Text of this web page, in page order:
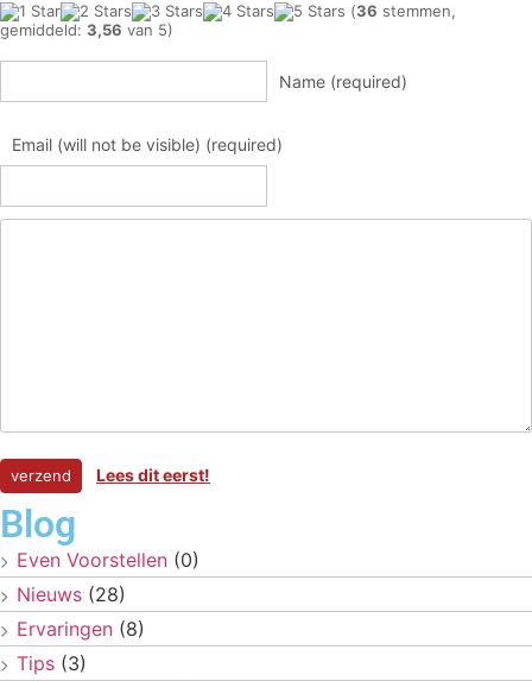
(36 stemmen,
gemiddeld: 3,56 van 5)
Name (required)
Email (will not be visible) (required)
Lees dit eerst!
Blog
Even Voorstellen (0)
Nieuws (28)
Ervaringen (8)
Tips (3)